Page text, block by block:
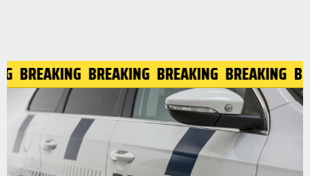
BREAKING BREAKING BREAKING BREAKING